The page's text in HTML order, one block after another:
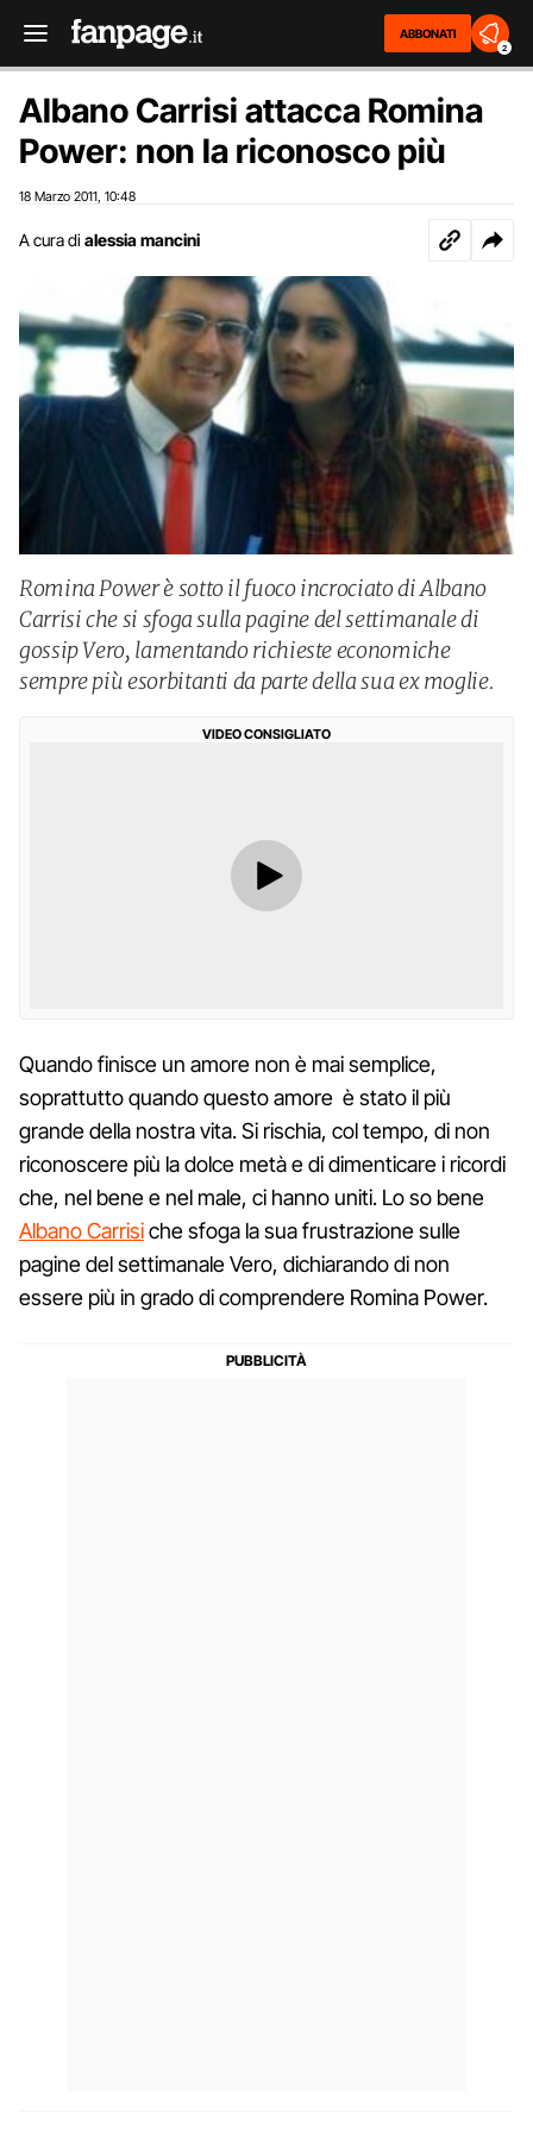
ABBONATI
2
Albano Carrisi attacca Romina
Power: non la riconosco più
18 Marzo 2011 10:48
A cura di alessia mancini
Romina Power è sotto il fuoco incrociato di Albano
Carrisi che si sfoga sulla pagine del settimanale di
gossip Vero, lamentando richieste economiche
sempre più esorbitanti da parte della sua ex moglie.
VIDEO CONSIGLIATO
Quando finisce un amore non è mai semplice,
soprattutto quando questo amore è stato il più
grande della nostra vita. Si rischia, col tempo, di non
riconoscere più la dolce metà e di dimenticare i ricordi
che, nel bene e nel male, ci hanno uniti. Lo so bene
Albano Carrisiche sfoga la sua frustrazione sulle
pagine del settimanale Vero, dichiarando di non
essere più in grado di comprendere Romina Power.